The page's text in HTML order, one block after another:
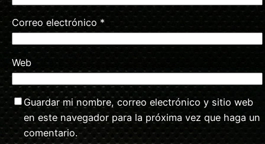
Correo electrónico *
Web
Guardar mi nombre, correo electrónico y sitio web
en este navegador para la próxima vez que haga un
comentario.